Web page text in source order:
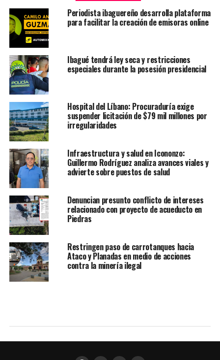
Periodista ibaguereño desarrolla plataforma
para facilitar la creación de emisoras online
Ibagué tendrá ley seca y restricciones
especiales durante la posesión presidencial
Hospital del Líbano: Procuraduría exige
suspender licitación de $79 mil millones por
irregularidades
Infraestructura y salud en Icononzo:
Guillermo Rodríguez analiza avances viales y
advierte sobre puestos de salud
Denuncian presunto conflicto de intereses
relacionado con proyecto de acueducto en
Piedras
Restringen paso de carrotanques hacia
Ataco y Planadas en medio de acciones
contra la minería ilegal